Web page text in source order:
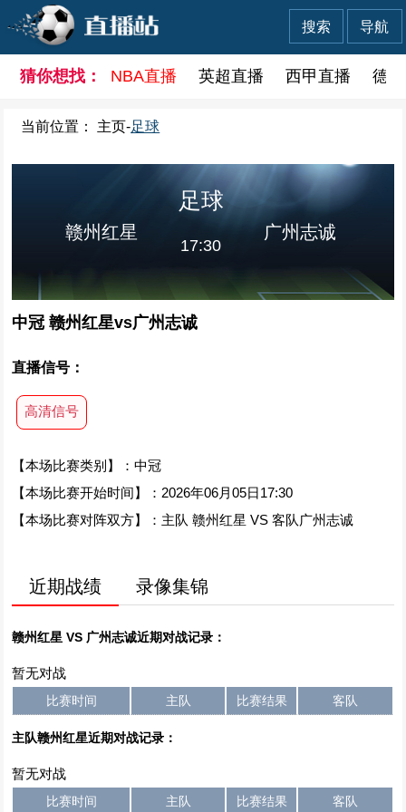
导航
搜索
猜你想找： NBA直播 英超直播 西甲直播 德
当前位置： 主页-足球
赣州红星
足球
17:30
广州志诚
中冠 赣州红星vs广州志诚
直播信号：
高清信号
【本场比赛类别】：中冠
【本场比赛开始时间】：2026年06月05日17:30
【本场比赛对阵双方】：主队 赣州红星 VS 客队广州志诚
近期战绩 录像集锦
赣州红星 VS 广州志诚近期对战记录：
暂无对战
比赛时间 主队 比赛结果 客队
主队赣州红星近期对战记录：
暂无对战
比赛时间 主队 比赛结果 客队